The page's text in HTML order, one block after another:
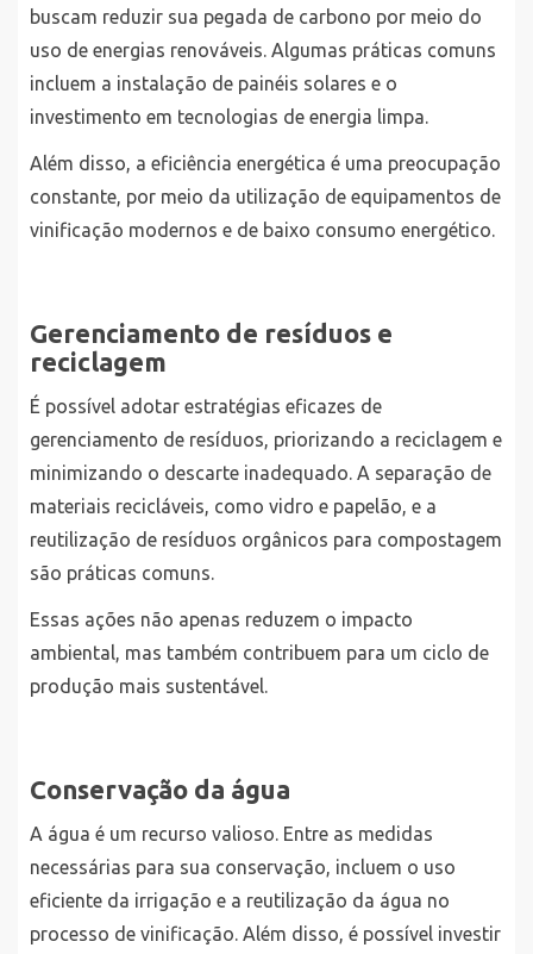
buscam reduzir sua pegada de carbono por meio do
uso de energias renováveis. Algumas práticas comuns
incluem a instalação de painéis solares e o
investimento em tecnologias de energia limpa.
Além disso, a eficiência energética é uma preocupação
constante, por meio da utilização de equipamentos de
vinificação modernos e de baixo consumo energético.
Gerenciamento de resíduos e
reciclagem
É possível adotar estratégias eficazes de
gerenciamento de resíduos, priorizando a reciclagem e
minimizando o descarte inadequado. A separação de
materiais recicláveis, como vidro e papelão, e a
reutilização de resíduos orgânicos para compostagem
são práticas comuns.
Essas ações não apenas reduzem o impacto
ambiental, mas também contribuem para um ciclo de
produção mais sustentável.
Conservação da água
A água é um recurso valioso. Entre as medidas
necessárias para sua conservação, incluem o uso
eficiente da irrigação e a reutilização da água no
processo de vinificação. Além disso, é possível investir